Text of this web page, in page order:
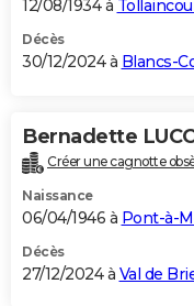
12/08/1934 à
Décès
30/12/2024 à Blancs-
Bernadette
Créer une cagnotte
Naissance
06/04/1946 à Pont-à-
Décès
27/12/2024 à Val de